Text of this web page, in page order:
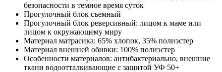
безопасности в темное время суток
Прогулочный блок съемный
Прогулочный блок реверсивный: лицом к маме или
лицом к окружающему миру
Материал матрасика: 65% хлопок, 35% полиэстер
Материал внешней обивки: 100% полиэстер
Особенности материалов: антибактериально, внешние
ткани водоотталкивающие с защитой УФ 50+